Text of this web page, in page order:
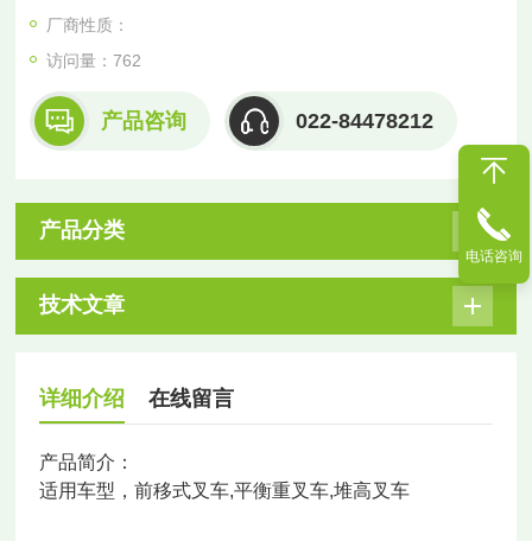
厂商性质：
访问量：762
产品咨询 022-84478212
产品分类
技术文章
详细介绍 在线留言
产品简介：
适用车型，前移式叉车,平衡重叉车,堆高叉车
电话咨询